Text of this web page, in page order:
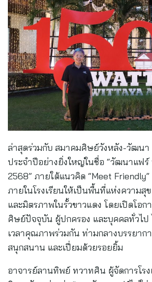
ล่าสุดร่วมกับ สมาคมศิษย์วังหลัง-วัฒนา
ประจำปีอย่างยิ่งใหญ่ในชื่อ “วัฒนาแฟร์
2568” ภายใต้แนวคิด “Meet
ภายในโรงเรียนให้เป็นพื้นที่แห่งความสุ
และมิตรภาพในรั้วขาวแดง โดยเปิดโอก
ศิษย์ปัจจุบัน ผู้ปกครอง และบุคคลทั่วไป
เวลาคุณภาพร่วมกัน ท่ามกลางบรรยาก
สนุกสนาน และเปี่ยมด้วยรอยยิ้ม
อาจารย์ลานทิพย์ ทวาทศิน ผู้จัดการโร